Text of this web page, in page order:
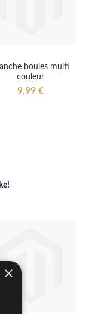
boules multi
couleur
9,99 €
×